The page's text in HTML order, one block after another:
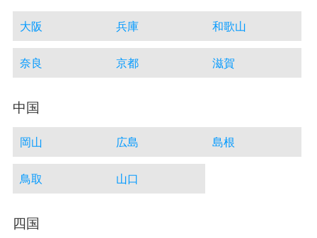
大阪 兵庫 和歌山
奈良 京都 滋賀
中国
岡山 広島 島根
鳥取 山口
四国